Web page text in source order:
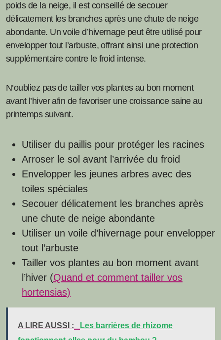
poids de la neige, il est conseillé de secouer
délicatement les branches après une chute de neige
abondante. Un voile d’hivernage peut être utilisé pour
envelopper tout l’arbuste, offrant ainsi une protection
supplémentaire contre le froid intense.
N’oubliez pas de tailler vos plantes au bon moment
avant l’hiver afin de favoriser une croissance saine au
printemps suivant.
Utiliser du paillis pour protéger les racines
Arroser le sol avant l’arrivée du froid
Envelopper les jeunes arbres avec des
toiles spéciales
Secouer délicatement les branches après
une chute de neige abondante
Utiliser un voile d’hivernage pour envelopper
tout l’arbuste
Tailler vos plantes au bon moment avant
l’hiver (Quand et comment tailler vos
hortensias)
A LIRE AUSSI :
Les barrières de rhizome